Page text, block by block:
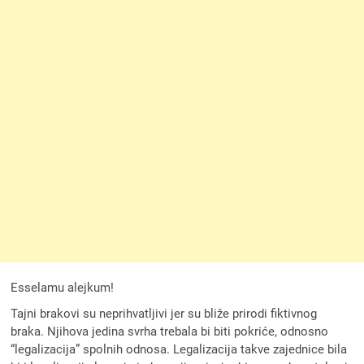
Esselamu alejkum!
Tajni brakovi su neprihvatljivi jer su bliže prirodi fiktivnog
braka. Njihova jedina svrha trebala bi biti pokriće, odnosno
“legalizacija” spolnih odnosa. Legalizacija takve zajednice bila